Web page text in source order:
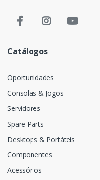
Catálogos
Oportunidades
Consolas & Jogos
Servidores
Spare Parts
Desktops & Portáteis
Componentes
Acessórios